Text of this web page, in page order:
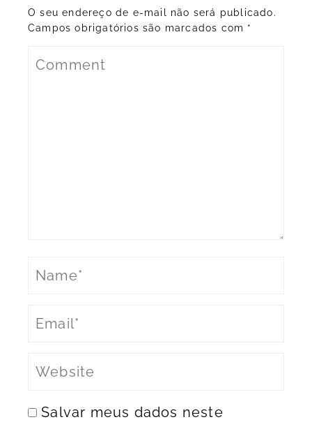
O seu endereço de e-mail não será publicado.
Campos obrigatórios são marcados com *
Salvar meus dados neste